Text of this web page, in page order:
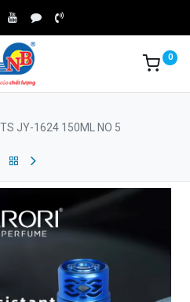
0
JY-1624 150ML NO 5